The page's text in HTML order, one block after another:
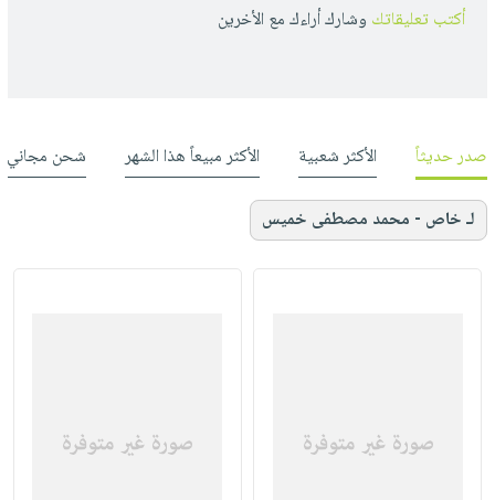
أكتب تعليقاتك وشارك أراءك مع الأخرين
صدر حديثاً الأكثر شعبية الأكثر مبيعاً هذا الشهر شحن مجاني
لـ خاص - محمد مصطفى خميس